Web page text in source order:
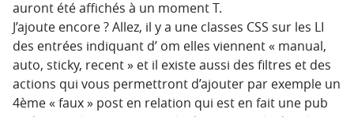
auront été affichés à un moment T.
J’ajoute encore ? Allez, il y a une classes CSS sur les LI
des entrées indiquant d’ om elles viennent « manual,
auto, sticky, recent » et il existe aussi des filtres et des
actions qui vous permettront d’ajouter par exemple un
4ème « faux » post en relation qui est en fait une pub